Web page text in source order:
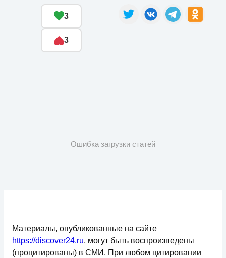
3
3
Ошибка загрузки статей
Материалы, опубликованные на сайте
https://discover24.ru, могут быть воспроизведены
(процитированы) в СМИ. При любом цитировании